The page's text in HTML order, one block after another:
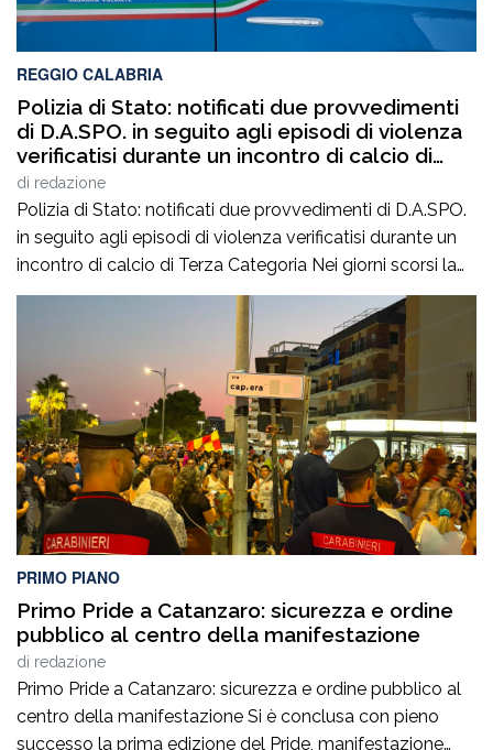
REGGIO CALABRIA
Polizia di Stato: notificati due provvedimenti
di D.A.SPO. in seguito agli episodi di violenza
verificatisi durante un incontro di calcio di
Terza Categoria
di redazione
Polizia di Stato: notificati due provvedimenti di D.A.SPO.
in seguito agli episodi di violenza verificatisi durante un
incontro di calcio di Terza Categoria Nei giorni scorsi la
Polizia di Stato ha notificato due provvedimenti di
Divieto di Accesso alle Manifestazioni Sportive
(D.A.SPO.), emessi dalla Questura di Reggio Calabria alla
fine del mese di luglio, nei […]
PRIMO PIANO
Primo Pride a Catanzaro: sicurezza e ordine
pubblico al centro della manifestazione
di redazione
Primo Pride a Catanzaro: sicurezza e ordine pubblico al
centro della manifestazione Si è conclusa con pieno
successo la prima edizione del Pride, manifestazione